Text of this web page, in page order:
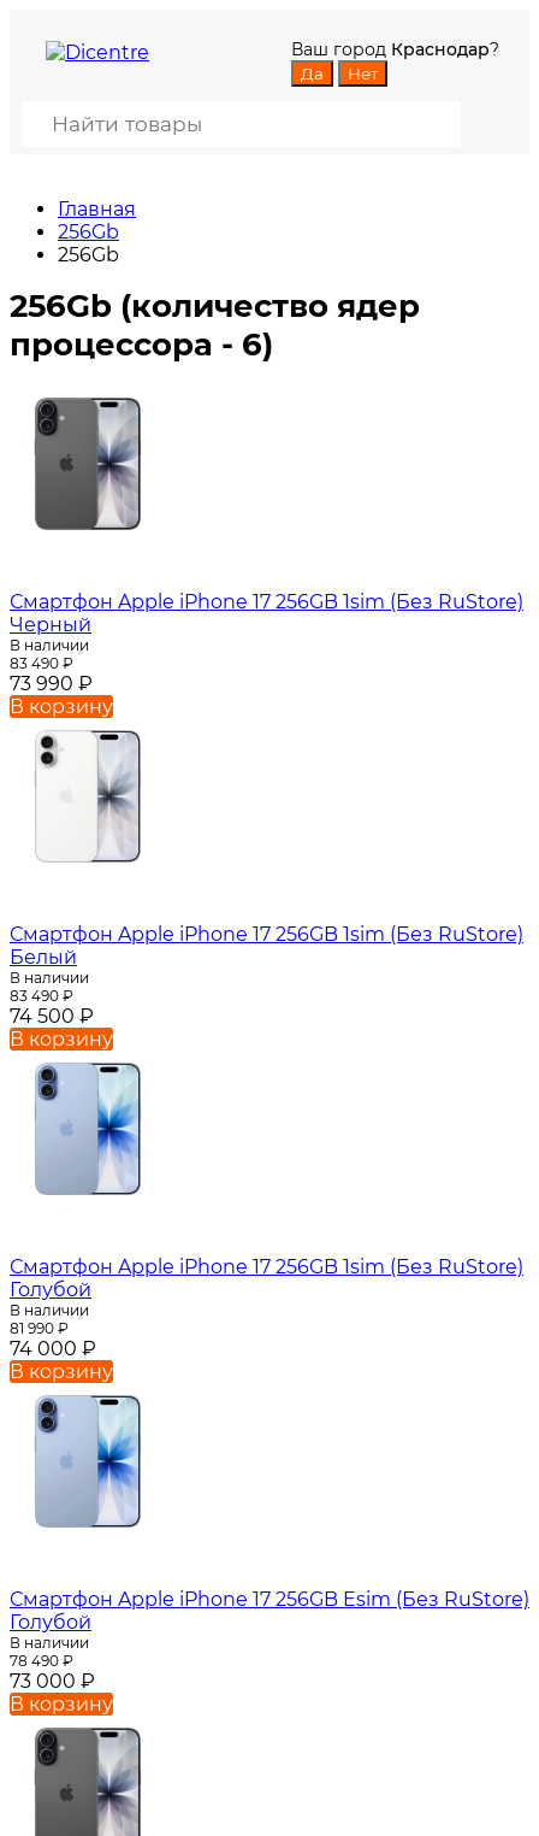
Ваш город Краснодар?
Главная
256Gb
256Gb
256Gb (количество ядер
процессора - 6)
Смартфон Apple iPhone 17 256GB 1sim (Без RuStore)
Черный
В наличии
83 490 ₽
73 990 ₽
В корзину
Смартфон Apple iPhone 17 256GB 1sim (Без RuStore)
Белый
В наличии
83 490 ₽
74 500 ₽
В корзину
Смартфон Apple iPhone 17 256GB 1sim (Без RuStore)
Голубой
В наличии
81 990 ₽
74 000 ₽
В корзину
Смартфон Apple iPhone 17 256GB Esim (Без RuStore)
Голубой
В наличии
78 490 ₽
73 000 ₽
В корзину